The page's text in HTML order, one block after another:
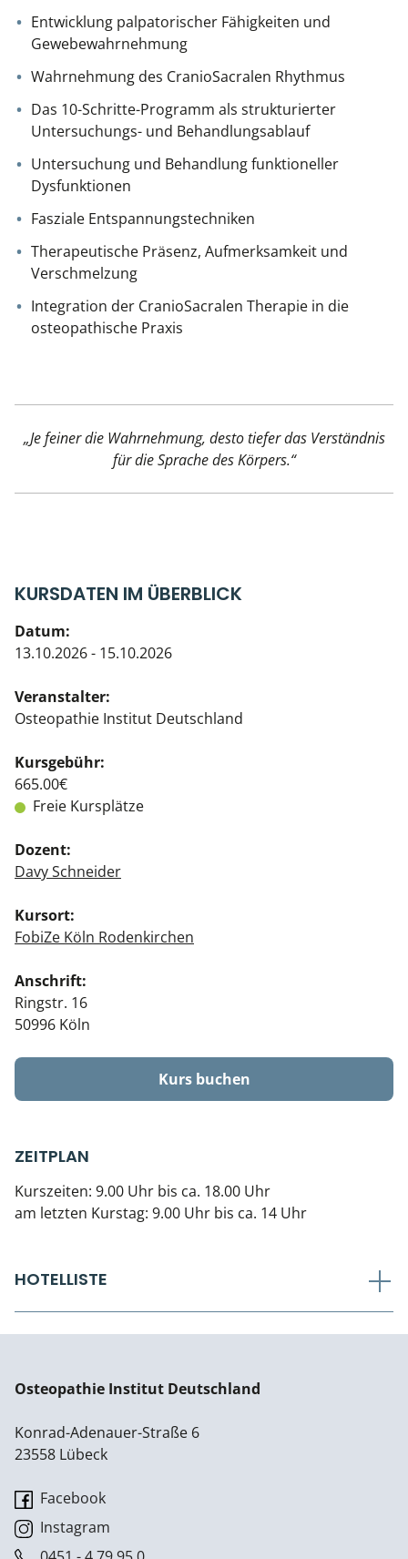
Entwicklung palpatorischer Fähigkeiten und
Gewebewahrnehmung
Wahrnehmung des CranioSacralen Rhythmus
Das 10-Schritte-Programm als strukturierter
Untersuchungs- und Behandlungsablauf
Untersuchung und Behandlung funktioneller
Dysfunktionen
Fasziale Entspannungstechniken
Therapeutische Präsenz, Aufmerksamkeit und
Verschmelzung
Integration der CranioSacralen Therapie in die
osteopathische Praxis
„Je feiner die Wahrnehmung, desto tiefer das Verständnis
für die Sprache des Körpers.“
KURSDATEN IM ÜBERBLICK
Datum:
13.10.2026 - 15.10.2026
Veranstalter:
Osteopathie Institut Deutschland
Kursgebühr:
665.00€
Freie Kursplätze
Dozent:
Davy Schneider
Kursort:
FobiZe Köln Rodenkirchen
Anschrift:
Ringstr. 16
50996 Köln
Kurs buchen
ZEITPLAN
Kurszeiten: 9.00 Uhr bis ca. 18.00 Uhr
am letzten Kurstag: 9.00 Uhr bis ca. 14 Uhr
HOTELLISTE
Osteopathie Institut Deutschland
Konrad-Adenauer-Straße 6
23558 Lübeck
Facebook
Instagram